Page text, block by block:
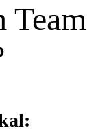
Team